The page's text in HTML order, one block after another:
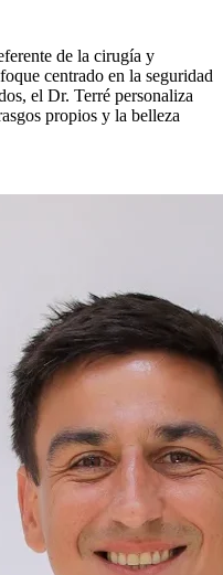
de la cirugía y
centrado en la seguridad
el Dr. Terré personaliza
propios y la belleza